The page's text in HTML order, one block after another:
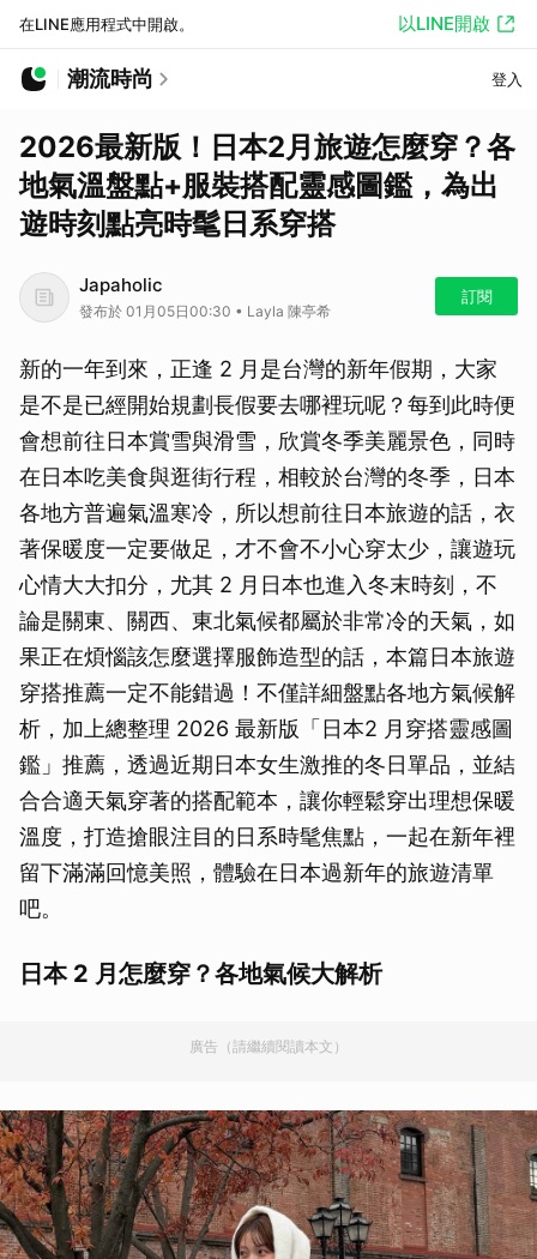
在LINE應用程式中開啟。 以LINE開啟
潮流時尚 登入
2026最新版！日本2月旅遊怎麼穿？各
地氣溫盤點+服裝搭配靈感圖鑑，為出
遊時刻點亮時髦日系穿搭
Japaholic
發布於 01月05日00:30 • Layla 陳亭希
訂閱
新的一年到來，正逢 2 月是台灣的新年假期，大家
是不是已經開始規劃長假要去哪裡玩呢？每到此時便
會想前往日本賞雪與滑雪，欣賞冬季美麗景色，同時
在日本吃美食與逛街行程，相較於台灣的冬季，日本
各地方普遍氣溫寒冷，所以想前往日本旅遊的話，衣
著保暖度一定要做足，才不會不小心穿太少，讓遊玩
心情大大扣分，尤其 2 月日本也進入冬末時刻，不
論是關東、關西、東北氣候都屬於非常冷的天氣，如
果正在煩惱該怎麼選擇服飾造型的話，本篇日本旅遊
穿搭推薦一定不能錯過！不僅詳細盤點各地方氣候解
析，加上總整理 2026 最新版「日本2 月穿搭靈感圖
鑑」推薦，透過近期日本女生激推的冬日單品，並結
合合適天氣穿著的搭配範本，讓你輕鬆穿出理想保暖
溫度，打造搶眼注目的日系時髦焦點，一起在新年裡
留下滿滿回憶美照，體驗在日本過新年的旅遊清單
吧。
日本 2 月怎麼穿？各地氣候大解析
廣告（請繼續閱讀本文）